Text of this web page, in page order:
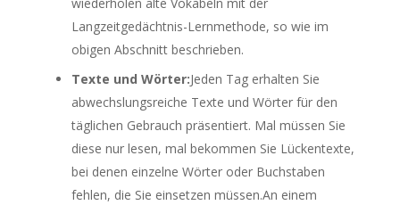
wiederholen alte Vokabeln mit der
Langzeitgedächtnis-Lernmethode, so wie im
obigen Abschnitt beschrieben.
Texte und Wörter:Jeden Tag erhalten Sie
abwechslungsreiche Texte und Wörter für den
täglichen Gebrauch präsentiert. Mal müssen Sie
diese nur lesen, mal bekommen Sie Lückentexte,
bei denen einzelne Wörter oder Buchstaben
fehlen, die Sie einsetzen müssen.An einem